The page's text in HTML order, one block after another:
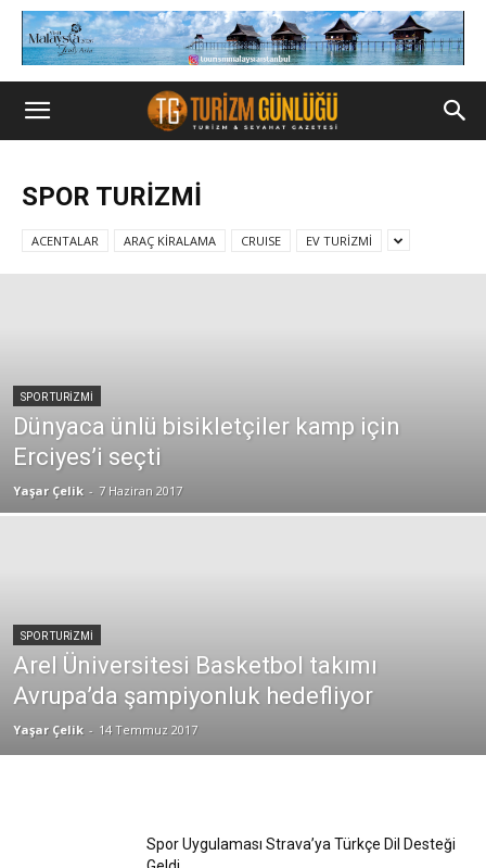
SPOR TURİZMİ
ACENTALAR ARAÇ KİRALAMA CRUISE EV TURİZMİ
SPOR TURİZMİ
Dünyaca ünlü bisikletçiler kamp için
Erciyes’i seçti
Yaşar Çelik - 7 Haziran 2017
SPOR TURİZMİ
Arel Üniversitesi Basketbol takımı
Avrupa’da şampiyonluk hedefliyor
Yaşar Çelik - 14 Temmuz 2017
Spor Uygulaması Strava’ya Türkçe Dil Desteği